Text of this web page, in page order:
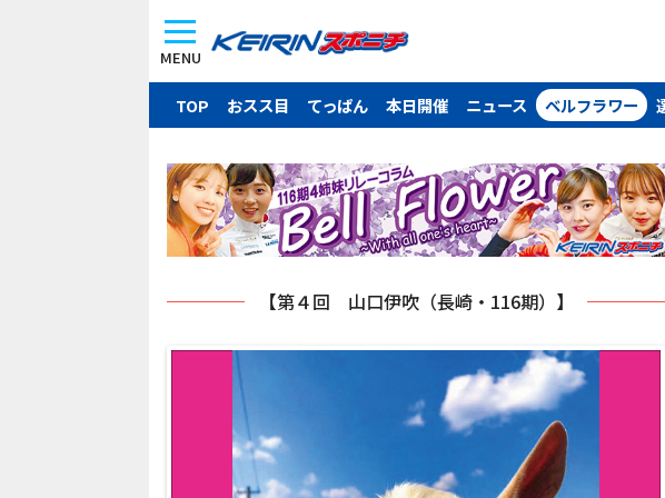
MENU
TOP おスス目 てっぱん 本日開催 ニュース ベルフラワー
【第４回 山口伊吹（長崎・116期）】